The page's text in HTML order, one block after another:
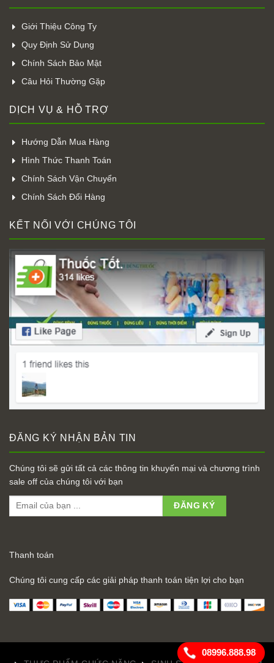
Giới Thiệu Công Ty
Quy Định Sử Dụng
Chính Sách Bảo Mật
Câu Hỏi Thường Gặp
DỊCH VỤ & HỖ TRỢ
Hướng Dẫn Mua Hàng
Hình Thức Thanh Toán
Chính Sách Vận Chuyển
Chính Sách Đổi Hàng
KẾT NỐI VỚI CHÚNG TÔI
ĐĂNG KÝ NHẬN BẢN TIN
Chúng tôi sẽ gửi tất cả các thông tin khuyến mại và chương trình
sale off của chúng tôi với bạn
Thanh toán
Chúng tôi cung cấp các giải pháp thanh toán tiện lợi cho bạn
08996.888.98